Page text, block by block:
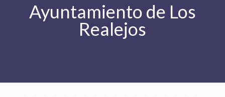
Ayuntamiento de Los
Realejos